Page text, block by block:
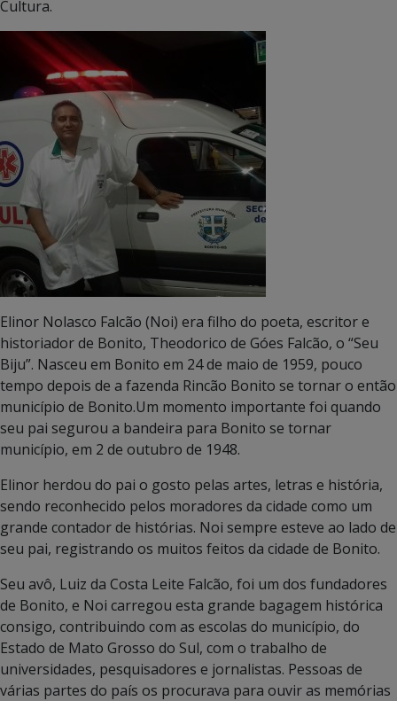
Cultura.
Elinor Nolasco Falcão (Noi) era filho do poeta, escritor e
historiador de Bonito, Theodorico de Góes Falcão, o “Seu
Biju”. Nasceu em Bonito em 24 de maio de 1959, pouco
tempo depois de a fazenda Rincão Bonito se tornar o então
município de Bonito.Um momento importante foi quando
seu pai segurou a bandeira para Bonito se tornar
município, em 2 de outubro de 1948.
Elinor herdou do pai o gosto pelas artes, letras e história,
sendo reconhecido pelos moradores da cidade como um
grande contador de histórias. Noi sempre esteve ao lado de
seu pai, registrando os muitos feitos da cidade de Bonito.
Seu avô, Luiz da Costa Leite Falcão, foi um dos fundadores
de Bonito, e Noi carregou esta grande bagagem histórica
consigo, contribuindo com as escolas do município, do
Estado de Mato Grosso do Sul, com o trabalho de
universidades, pesquisadores e jornalistas. Pessoas de
várias partes do país os procurava para ouvir as memórias